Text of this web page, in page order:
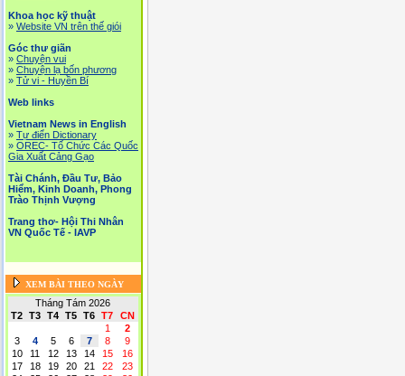
Khoa học kỹ thuật
» Website VN trên thế giói
Góc thư giãn
» Chuyện vui
» Chuyện lạ bốn phương
» Tử vi - Huyền Bí
Web links
Vietnam News in English
» Tự điển Dictionary
» OREC- Tố Chức Các Quốc
Gia Xuất Cảng Gạo
Tài Chánh, Đầu Tư, Bảo
Hiểm, Kinh Doanh, Phong
Trào Thịnh Vượng
Trang thơ- Hội Thi Nhân
VN Quốc Tế - IAVP
XEM BÀI THEO NGÀY
Tháng Tám 2026
T2
T3 T4 T5 T6 T7
CN
1
2
3
4 5 6 7 8
9
10
11 12 13 14 15
16
17
18 19 20 21 22
23